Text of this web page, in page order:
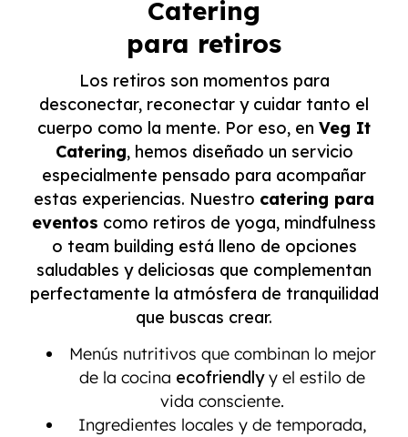
Catering
para retiros
Los retiros son momentos para
desconectar, reconectar y cuidar tanto el
cuerpo como la mente. Por eso, en Veg It
Catering, hemos diseñado un servicio
especialmente pensado para acompañar
estas experiencias. Nuestro catering para
eventos como retiros de yoga, mindfulness
o team building está lleno de opciones
saludables y deliciosas que complementan
perfectamente la atmósfera de tranquilidad
que buscas crear.
Menús nutritivos que combinan lo mejor
de la cocina ecofriendlyy el estilo de
vida consciente.
Ingredientes locales y de temporada,